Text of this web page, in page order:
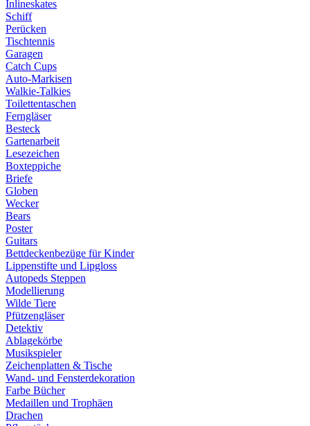
Inlineskates
Schiff
Perücken
Tischtennis
Garagen
Catch Cups
Auto-Markisen
Walkie-Talkies
Toilettentaschen
Ferngläser
Besteck
Gartenarbeit
Lesezeichen
Boxteppiche
Briefe
Globen
Wecker
Bears
Poster
Guitars
Bettdeckenbezüge für Kinder
Lippenstifte und Lipgloss
Autopeds Steppen
Modellierung
Wilde Tiere
Pfützengläser
Detektiv
Ablagekörbe
Musikspieler
Zeichenplatten & Tische
Wand- und Fensterdekoration
Farbe Bücher
Medaillen und Trophäen
Drachen